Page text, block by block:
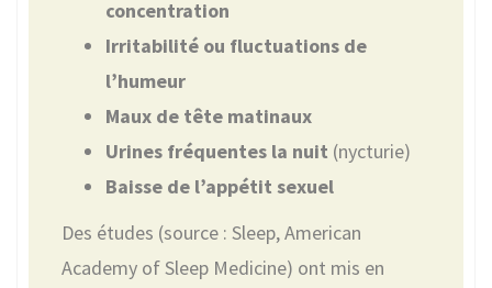
concentration
Irritabilité ou fluctuations de
l’humeur
Maux de tête matinaux
Urines fréquentes la nuit (nycturie)
Baisse de l’appétit sexuel
Des études (source : Sleep, American
Academy of Sleep Medicine) ont mis en